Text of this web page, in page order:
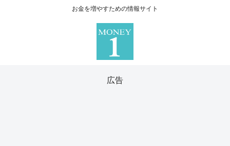
お金を増やすための情報サイト
広告